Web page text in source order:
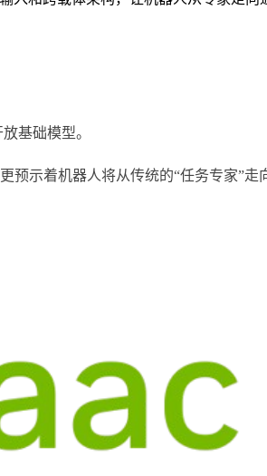
基础模型。
示着机器人将从传统的“任务专家”走